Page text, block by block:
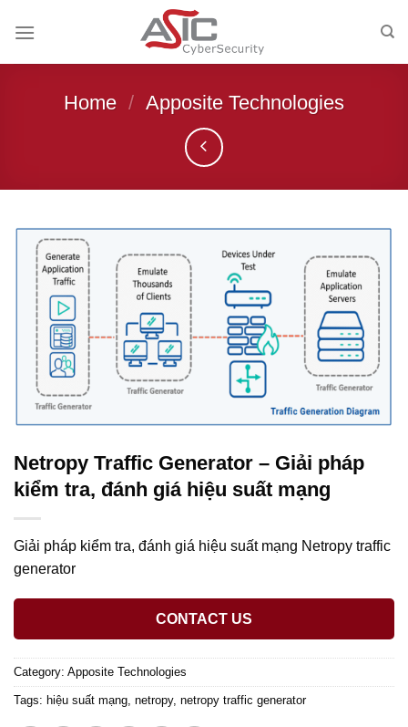
Home / Apposite Technologies
Netropy Traffic Generator – Giải pháp
kiểm tra, đánh giá hiệu suất mạng
Giải pháp kiểm tra, đánh giá hiệu suất mạng Netropy traffic
generator
CONTACT US
Category: Apposite Technologies
Tags: hiệu suất mạng, netropy, netropy traffic generator